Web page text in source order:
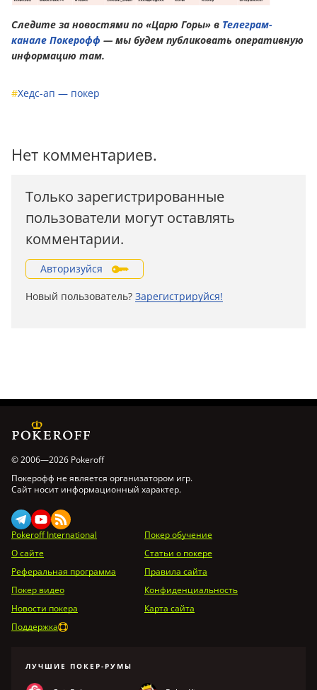
Следите за новостями по «Царю Горы» в Телеграм-
канале Покерофф — мы будем публиковать оперативную
информацию там.
#Хедс-ап — покер
Нет комментариев.
Только зарегистрированные
пользователи могут оставлять
комментарии.
Авторизуйся
Новый пользователь? Зарегистрируйся!
© 2006—2026 Pokeroff
Покерофф не является организатором игр.
Сайт носит информационный характер.
Pokeroff International
Покер обучение
О сайте
Статьи о покере
Реферальная программа
Правила сайта
Покер видео
Конфиденциальность
Новости покера
Карта сайта
Поддержка
ЛУЧШИЕ ПОКЕР-РУМЫ